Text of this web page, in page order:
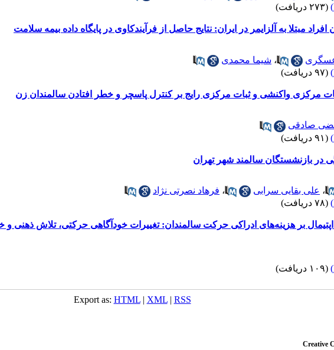
(۲۷۳ دریافت)
مبتلا به آلزایمر در ایران: نتایج حاصل از فرآیندکاوی در پایگاه‌ داده بیمه سلامت
، شیما محمدی
(۹۷ دریافت)
مرکزی واکنشی و ثبات مرکزی رایج بر کنترل پاسچر و خطر افتادن سالمندان زن
صادقی
(۹۱ دریافت)
در بازنشستگان سالمند شهر تهران
، علی بقایی سرابی ، فرهاد نصرتی نژاد
(۷۸ دریافت)
اپتیمال بر هزینه‌های ادراکی حرکت سالمندان: تغییرات خودآگاهی حرکتی، تلاش
(۱۰۹ دریافت)
Export as: HTML| XML| RSS